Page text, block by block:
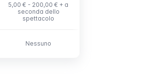
5,00 € - 200,00 € + a
seconda dello
spettacolo
Nessuno